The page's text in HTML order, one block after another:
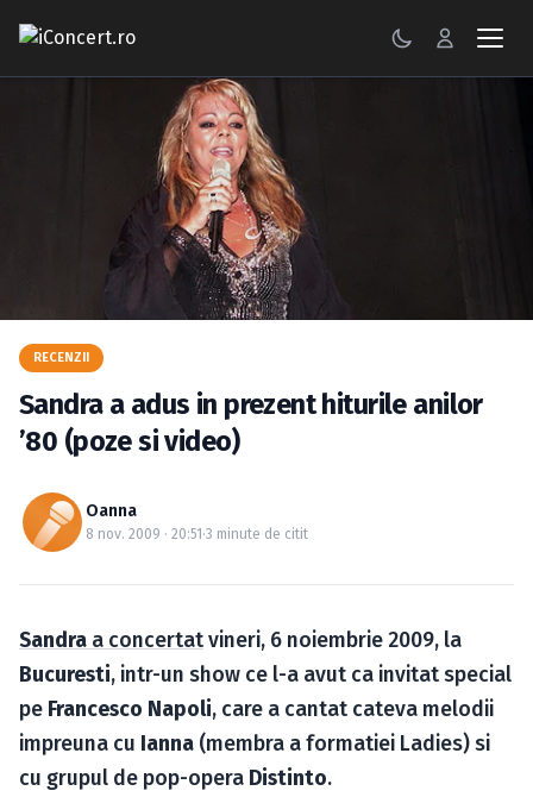
RECENZII
GALERII FOTO
BILETE
Caută în site...
RECENZII
Sandra a adus in prezent hiturile anilor
’80 (poze si video)
Oanna
8 nov. 2009 · 20:51 ·3 minute de citit
Sandra a concertatvineri, 6 noiembrie 2009, la
Bucuresti, intr-un show ce l-a avut ca invitat special
pe Francesco Napoli, care a cantat cateva melodii
impreuna cu Ianna (membra a formatiei Ladies) si
cu grupul de pop-opera Distinto.